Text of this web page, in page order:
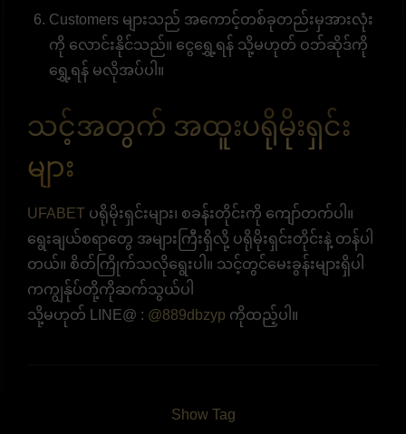
Customers များသည် အကောင့်တစ်ခုတည်းမှအားလုံး
ကို လောင်းနိုင်သည်။ ငွေရွှေ့ရန် သို့မဟုတ် ဝဘ်ဆိုဒ်ကို
ရွှေ့ရန် မလိုအပ်ပါ။
သင့်အတွက် အထူးပရိုမိုးရှင်း
များ
UFABET ပရိုမိုးရှင်းများ၊ စခန်းတိုင်းကို ကျော်တက်ပါ။
ရွေးချယ်စရာတွေ အများကြီးရှိလို့ ပရိုမိုးရှင်းတိုင်းနဲ့ တန်ပါ
တယ်။ စိတ်ကြိုက်သလိုရွေးပါ။ သင့်တွင်မေးခွန်းများရှိပါ
ကကျွန်ုပ်တို့ကိုဆက်သွယ်ပါ
သို့မဟုတ် LINE@ : @889dbzyp ကိုထည့်ပါ။
Show Tag